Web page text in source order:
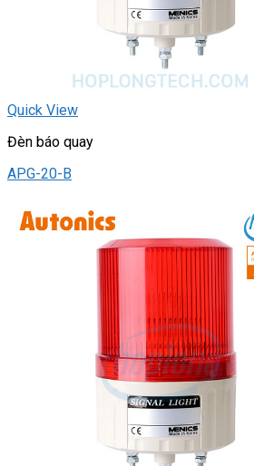
Quick View
Đèn báo quay
APG-20-B